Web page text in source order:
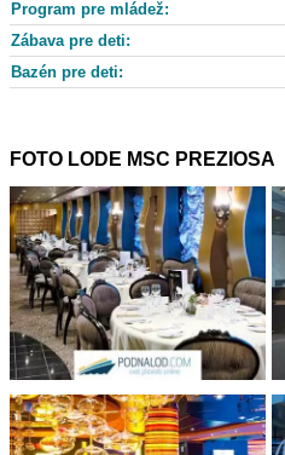
Program pre mládež:
Zábava pre deti:
Bazén pre deti:
FOTO LODE MSC PREZIOSA